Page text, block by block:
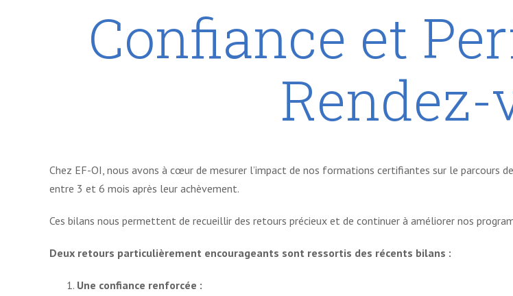
Confiance et
Rendez-
Chez EF-OI, nous avons à cœur de mesurer l’impact de nos formations certifiantes sur le parcours
entre 3 et 6 mois après leur achèvement.
Ces bilans nous permettent de recueillir des retours précieux et de continuer à améliorer nos
Deux retours particulièrement encourageants sont ressortis des récents bilans :
Une confiance renforcée :